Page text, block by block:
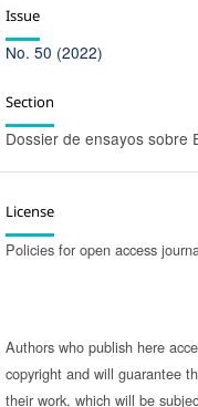
Issue
No. 50 (2022)
Section
Dossier de ensayos sobre
License
Policies for open access
Authors who publish here
copyright and will guarantee
their work, which will be